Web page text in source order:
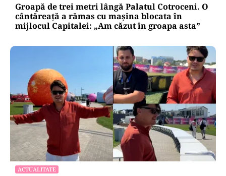
Groapă de trei metri lângă Palatul Cotroceni. O
cântăreață a rămas cu mașina blocata în
mijlocul Capitalei: „Am căzut în groapa asta”
ACTUALITATE